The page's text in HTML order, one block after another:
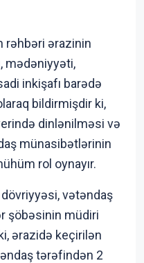
rəhbəri ərazinin
mədəniyyəti,
inkişafı barədə
bildirmişdir ki,
dinlənilməsi və
münasibətlərinin
rol oynayır.
dövriyyəsi, vətəndaş
şöbəsinin müdiri
ərazidə keçirilən
tərəfindən 2